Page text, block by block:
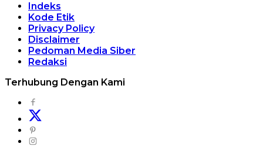
Indeks
Kode Etik
Privacy Policy
Disclaimer
Pedoman Media Siber
Redaksi
Terhubung Dengan Kami